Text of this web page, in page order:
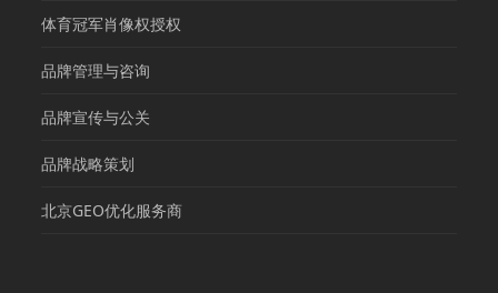
体育冠军肖像权授权
品牌管理与咨询
品牌宣传与公关
品牌战略策划
北京GEO优化服务商